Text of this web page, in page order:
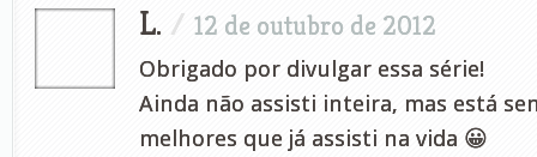
L. / 12 de outubro de 2012
Obrigado por divulgar essa série!
Ainda não assisti inteira, mas está
melhores que já assisti na vida 😀